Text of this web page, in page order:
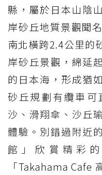
縣，屬於日本山陰
岸砂丘地質景觀聞
南北橫跨2.4公里的
岸砂丘景觀，綿延
的日本海，形成猶
砂丘規劃有纜車可
沙、滑翔傘、沙丘
體驗。別錯過附近
館」欣賞精彩
「Takahama Cafe